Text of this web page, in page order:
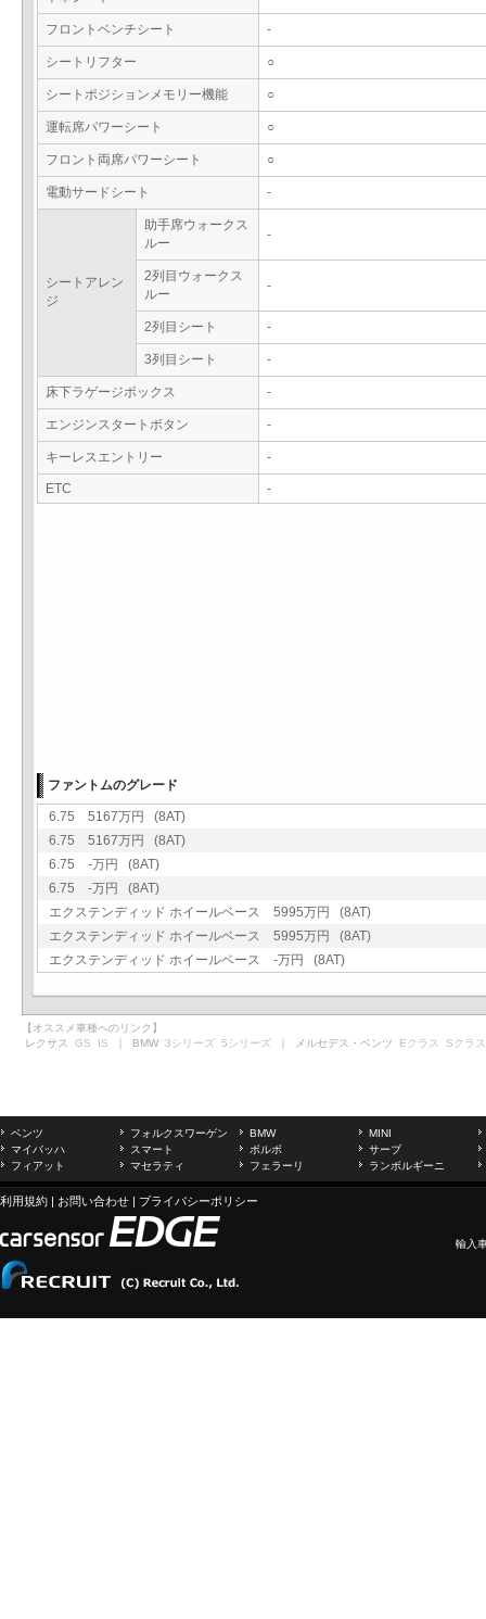
フロントベンチシート -
シートリフター ○
シートポジションメモリー機能 ○
運転席パワーシート ○
フロント両席パワーシート ○
電動サードシート -
シートアレン
ジ
助手席ウォークス
ルー
-
2列目ウォークス
ルー
-
2列目シート -
3列目シート -
床下ラゲージボックス -
エンジンスタートボタン -
キーレスエントリー -
ETC -
ファントムのグレード
6.75 5167万円 (8AT)
6.75 5167万円 (8AT)
6.75 -万円 (8AT)
6.75 -万円 (8AT)
エクステンディッド ホイールベース 5995万円 (8AT)
エクステンディッド ホイールベース 5995万円 (8AT)
エクステンディッド ホイールベース -万円 (8AT)
【オススメ車種へのリンク】
レクサス GS IS ｜ BMW 3シリーズ 5シリーズ ｜ メルセデス・ベンツ Eクラス Sクラス
ベンツ フォルクスワーゲン BMW
MINI
マイバッハ
スマート ボルボ
サーブ
フィアット
マセラティ フェラーリ ランボルギーニ
利用規約 | お問い合わせ | プライバシーポリシー
輸入